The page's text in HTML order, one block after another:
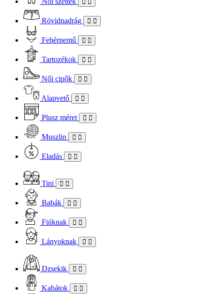
Rövidnadrág
Fehérnemű
Tartozékok
Női cipők
Alapvető
Plusz méret
Muszlin
Eladás
Tini
Babák
Fiúknak
Lányoknak
Dzsekik
Kabátok